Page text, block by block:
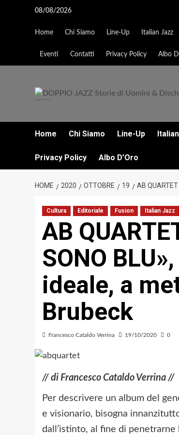
08/08/2026
Home Chi Siamo Line-Up Italian Jazz
Eventi Contatti Privacy Policy Albo
Home Chi Siamo Line-Up
Privacy Policy Albo D’Oro
HOME 2020 OTTOBRE 19 AB QUARTET
Cultura Editoriale Fusion Italian Jazz
AB
SONO
ideale, a
Brubeck
Francesco Cataldo Verrina 19/10/2020 0
// di Francesco Cataldo Verrina //
Per descrivere un album del
e visionario, bisogna
dall’istinto, al fine di